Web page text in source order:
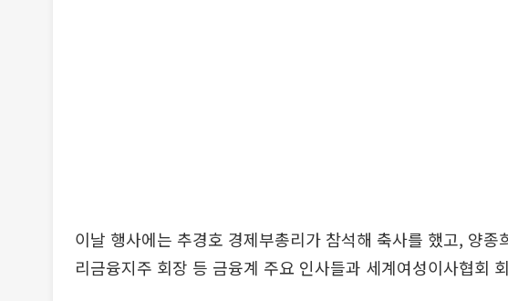
이날 행사에는 추경호 경제부총리가 참석해 축사를 했고, 양
리금융지주 회장 등 금융계 주요 인사들과 세계여성이사협회